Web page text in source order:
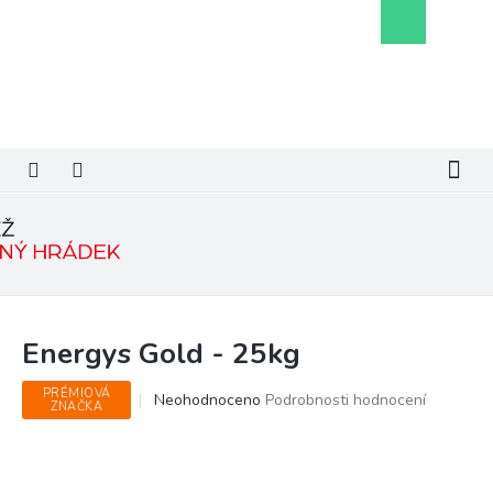
košík
Energys Gold - 25kg
PRÉMIOVÁ
ZNAČKA
Průměrné
Neohodnoceno Podrobnosti hodnocení